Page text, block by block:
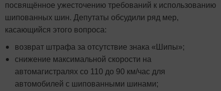
посвящённое ужесточению требований к использованию
шипованных шин. Депутаты обсудили ряд мер,
касающийся этого вопроса:
возврат штрафа за отсутствие знака «Шипы»;
снижение максимальной скорости на
автомагистралях со 110 до 90 км/час для
автомобилей с шипованными шинами;